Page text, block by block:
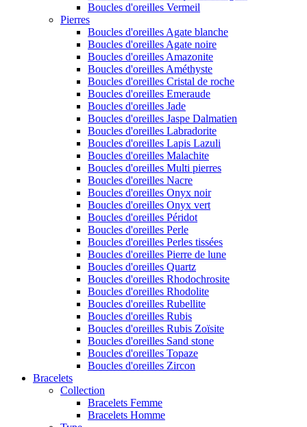
Boucles d'oreilles Vermeil
Pierres
Boucles d'oreilles Agate blanche
Boucles d'oreilles Agate noire
Boucles d'oreilles Amazonite
Boucles d'oreilles Améthyste
Boucles d'oreilles Cristal de roche
Boucles d'oreilles Emeraude
Boucles d'oreilles Jade
Boucles d'oreilles Jaspe Dalmatien
Boucles d'oreilles Labradorite
Boucles d'oreilles Lapis Lazuli
Boucles d'oreilles Malachite
Boucles d'oreilles Multi pierres
Boucles d'oreilles Nacre
Boucles d'oreilles Onyx noir
Boucles d'oreilles Onyx vert
Boucles d'oreilles Péridot
Boucles d'oreilles Perle
Boucles d'oreilles Perles tissées
Boucles d'oreilles Pierre de lune
Boucles d'oreilles Quartz
Boucles d'oreilles Rhodochrosite
Boucles d'oreilles Rhodolite
Boucles d'oreilles Rubellite
Boucles d'oreilles Rubis
Boucles d'oreilles Rubis Zoïsite
Boucles d'oreilles Sand stone
Boucles d'oreilles Topaze
Boucles d'oreilles Zircon
Bracelets
Collection
Bracelets Femme
Bracelets Homme